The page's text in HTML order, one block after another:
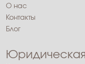
О нас
Контакты
Блог